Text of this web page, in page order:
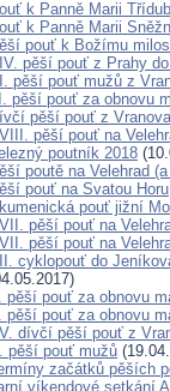
k Panně Marii
k Panně Marii
pouť k Božímu
pěší pouť z Prahy
pěší pouť mužů z
pěší pouť za obnovu
pěší pouť z
pěší pouť na
poutník 2018
poutě na Velehrad
pouť na Svatou Horu
pouť jižní
pěší pouť na
pěší pouť na
cyklopouť do
pěší pouť za obnovu
pěší pouť za obnovu
dívčí pěší pouť z
pěší pouť mužů
začátků pěších
víkendové setkání